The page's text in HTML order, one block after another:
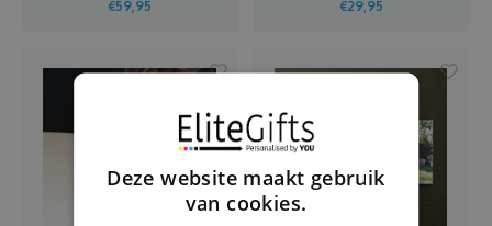
€59,95 €29,95
Deze website maakt gebruik
van cookies.